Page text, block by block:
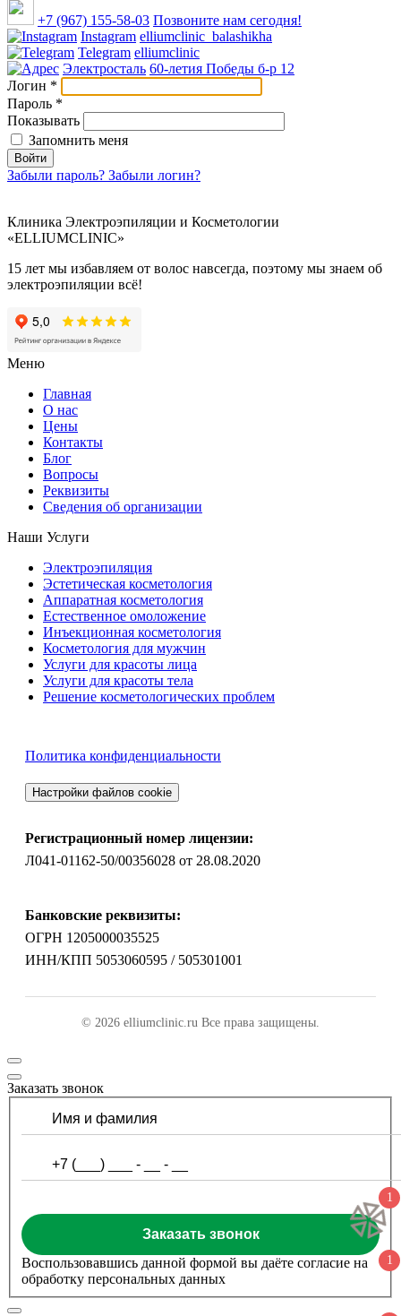
+7 (967) 155-58-03 Позвоните нам сегодня!
Instagram elliumclinic_balashikha
Telegram elliumclinic
Электросталь 60-летия Победы б-р 12
Логин *
Пароль *
Показывать
Запомнить меня
Войти
Забыли пароль? Забыли логин?
Клиника Электроэпиляции и Косметологии
«ELLIUMCLINIC»
15 лет мы избавляем от волос навсегда, поэтому мы знаем об
электроэпиляции всё!
Меню
Главная
О нас
Цены
Контакты
Блог
Вопросы
Реквизиты
Сведения об организации
Наши Услуги
Электроэпиляция
Эстетическая косметология
Аппаратная косметология
Естественное омоложение
Инъекционная косметология
Косметология для мужчин
Услуги для красоты лица
Услуги для красоты тела
Решение косметологических проблем
Политика конфиденциальности
Настройки файлов cookie
Регистрационный номер лицензии:
Л041-01162-50/00356028 от 28.08.2020
Банковские реквизиты:
ОГРН 1205000035525
ИНН/КПП 5053060595 / 505301001
© 2026 elliumclinic.ru Все права защищены.
1
1
Заказать звонок
Заказать звонок
Воспользовавшись данной формой вы даёте согласие на
обработку персональных данных